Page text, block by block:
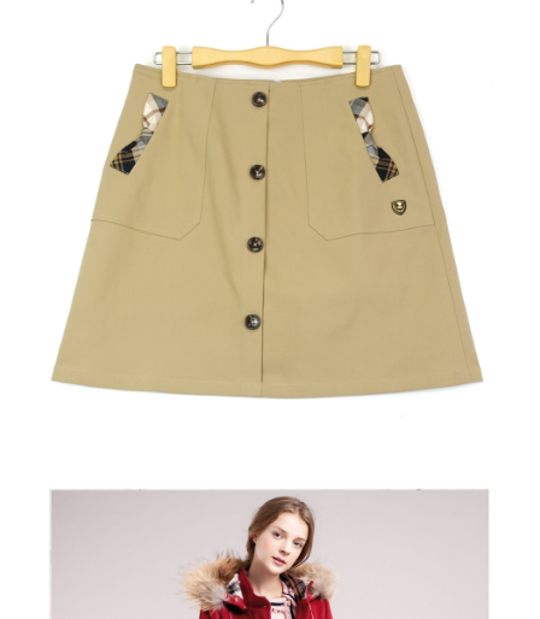
每筆NT$60，滿NT$1,000(含以上)免運費
付款後7-11取貨
每筆NT$60，滿NT$1,000(含以上)免運費